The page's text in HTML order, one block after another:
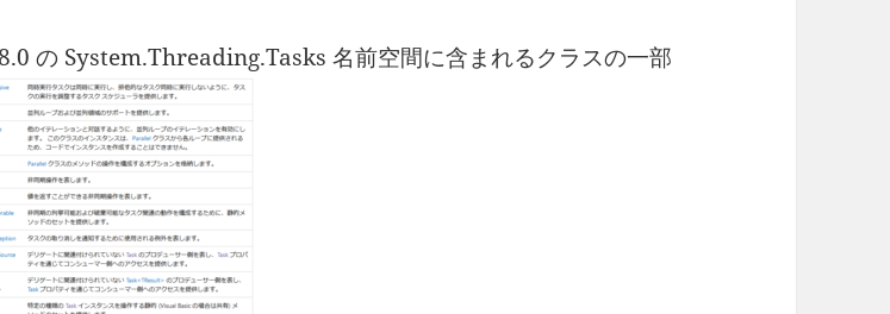
の System.Threading.Tasks 名前空間に含まれるクラスの一部